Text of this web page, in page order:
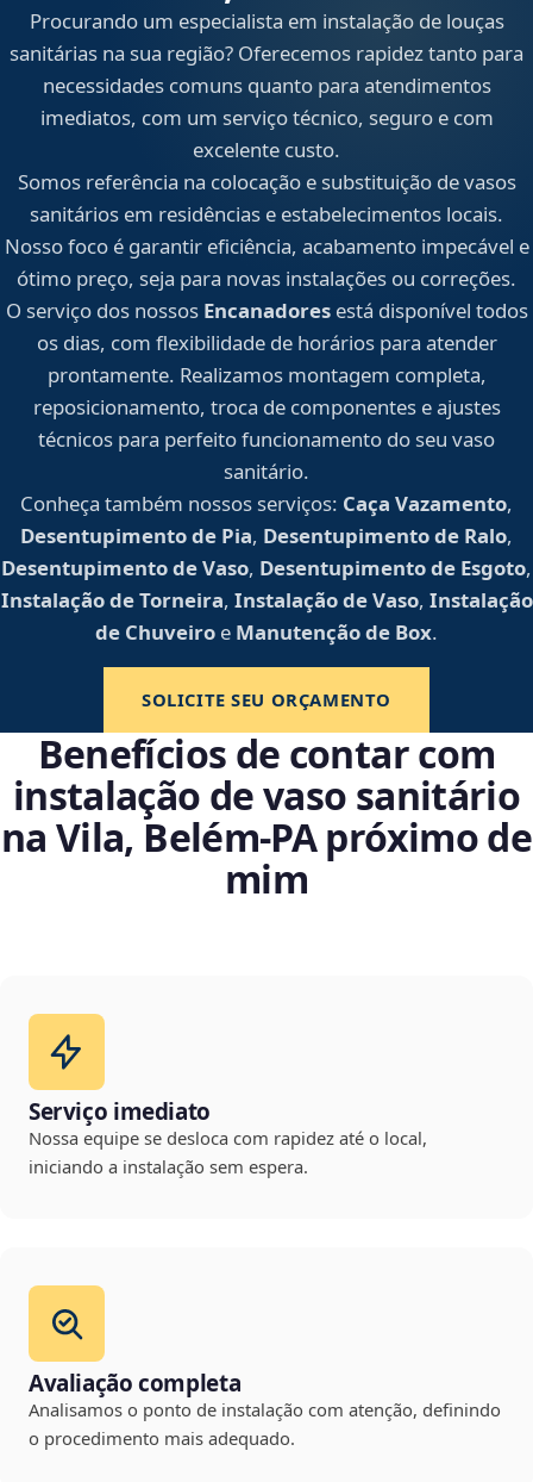
Procurando um especialista em instalação de louças
sanitárias na sua região? Oferecemos rapidez tanto para
necessidades comuns quanto para atendimentos
imediatos, com um serviço técnico, seguro e com
excelente custo.
Somos referência na colocação e substituição de vasos
sanitários em residências e estabelecimentos locais.
Nosso foco é garantir eficiência, acabamento impecável e
ótimo preço, seja para novas instalações ou correções.
O serviço dos nossos Encanadoresestá disponível todos
os dias, com flexibilidade de horários para atender
prontamente. Realizamos montagem completa,
reposicionamento, troca de componentes e ajustes
técnicos para perfeito funcionamento do seu vaso
sanitário.
Conheça também nossos serviços: Caça Vazamento,
Desentupimento de Pia, Desentupimento de Ralo,
Desentupimento de Vaso, Desentupimento de Esgoto,
Instalação de Torneira, Instalação de Vaso, Instalação
de Chuveiro e Manutenção de Box.
SOLICITE SEU ORÇAMENTO
Benefícios de contar com
instalação de vaso sanitário
na Vila, Belém‑PA próximo de
mim
Serviço imediato
Nossa equipe se desloca com rapidez até o local,
iniciando a instalação sem espera.
Avaliação completa
Analisamos o ponto de instalação com atenção, definindo
o procedimento mais adequado.